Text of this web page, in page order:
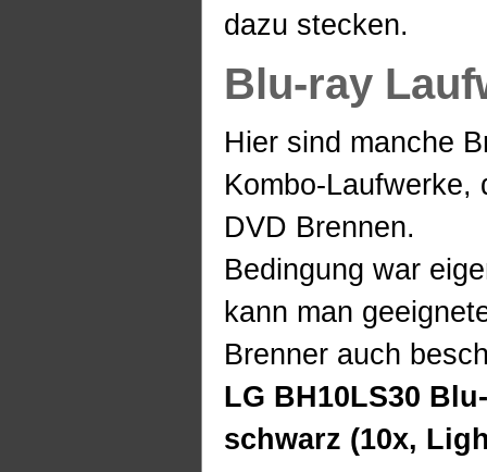
dazu stecken.
Blu-ray
Hier sind manche
Kombo-Laufwerke,
DVD Brennen.
Bedingung war
kann man
Brenner auch
LG BH10LS30
schwarz (10x,